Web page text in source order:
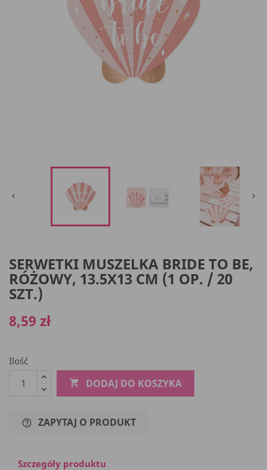
 
SERWETKI MUSZELKA BRIDE TO BE,
RÓŻOWY, 13.5X13 CM (1 OP. / 20
SZT.)
8,59 zł
Ilość
 DODAJ DO KOSZYKA
help_outline ZAPYTAJ O PRODUKT
Szczegóły produktu